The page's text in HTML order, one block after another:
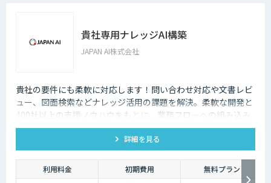
貴社専用ナレッジAI構築
JAPAN AI株式会社
貴社の要件にも柔軟に対応します！問い合わせ対応や文書レビ
ュー、図面検索などナレッジ活用の課題を解決。柔軟な開発と
400社以上の支援ノウハウをもとに、業務フローへの組み込み
からセキュアな環境構築まで対応します。
詳細を見る
利用料金 初期費用
無料プラン